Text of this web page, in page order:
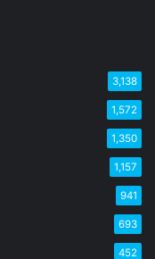
3,138
1,572
1,350
1,157
941
693
452